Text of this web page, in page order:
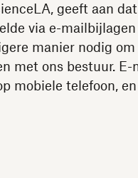
geeft aan
via e-
manier nodig
met ons bestuur.
mobiele telefoon,